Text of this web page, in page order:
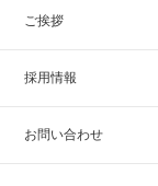
ご挨拶
採用情報
お問い合わせ